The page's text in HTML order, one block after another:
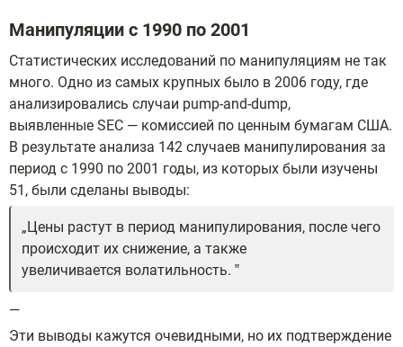
Манипуляции с 1990 по 2001
Статистических исследований по манипуляциям не так
много. Одно из самых крупных было в 2006 году, где
анализировались случаи pump-and-dump,
выявленные SEC — комиссией по ценным бумагам США.
В результате анализа 142 случаев манипулирования за
период с 1990 по 2001 годы, из которых были изучены
51, были сделаны выводы:
Цены растут в период манипулирования, после чего
происходит их снижение, а также
увеличивается волатильность.
—
Эти выводы кажутся очевидными, но их подтверждение